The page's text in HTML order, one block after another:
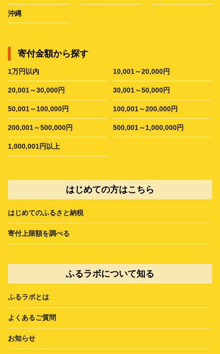
沖縄
寄付金額から探す
1万円以内 10,001～20,000円
20,001～30,000円 30,001～50,000円
50,001～100,000円 100,001～200,000円
200,001～500,000円 500,001～1,000,000円
1,000,001円以上
はじめての方はこちら
はじめてのふるさと納税
寄付上限額を調べる
ふるラボについて知る
ふるラボとは
よくあるご質問
お知らせ